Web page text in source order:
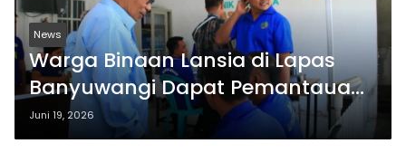
News
Warga Binaan Lansia di Lapas
Banyuwangi Dapat Pemantauan
Langsung dari Komda Jatim
Juni 19, 2026